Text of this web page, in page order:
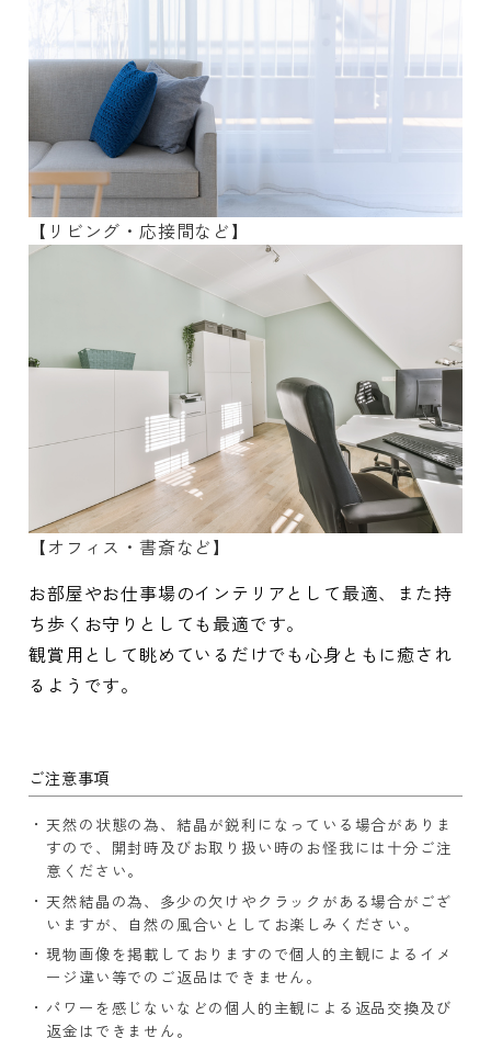
【リビング・応接間など】
【オフィス・書斎など】
お部屋やお仕事場のインテリアとして最適、また持
ち歩くお守りとしても最適です。
観賞用として眺めているだけでも心身ともに癒され
るようです。
ご注意事項
天然の状態の為、結晶が鋭利になっている場合がありま
すので、開封時及びお取り扱い時のお怪我には十分ご注
意ください。
天然結晶の為、多少の欠けやクラックがある場合がござ
いますが、自然の風合いとしてお楽しみください。
現物画像を掲載しておりますので個人的主観によるイメ
ージ違い等でのご返品はできません。
パワーを感じないなどの個人的主観による返品交換及び
返金はできません。